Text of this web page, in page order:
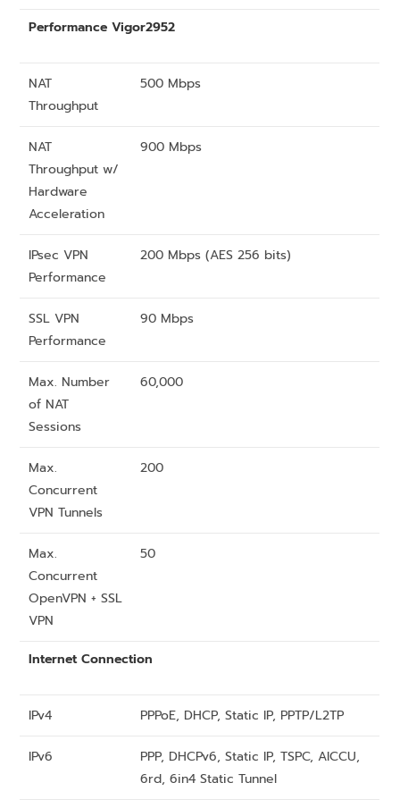
Performance Vigor2952
NAT
Throughput
500 Mbps
NAT
Throughput w/
Hardware
Acceleration
900 Mbps
IPsec VPN
Performance
200 Mbps (AES 256 bits)
SSL VPN
Performance
90 Mbps
Max. Number
of NAT
Sessions
60,000
Max.
Concurrent
VPN Tunnels
200
Max.
Concurrent
OpenVPN + SSL
VPN
50
Internet Connection
IPv4 PPPoE, DHCP, Static IP, PPTP/L2TP
IPv6
PPP, DHCPv6, Static IP, TSPC, AICCU,
6rd, 6in4 Static Tunnel